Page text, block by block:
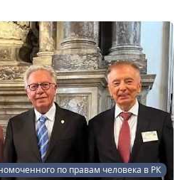
по правам человека в РК